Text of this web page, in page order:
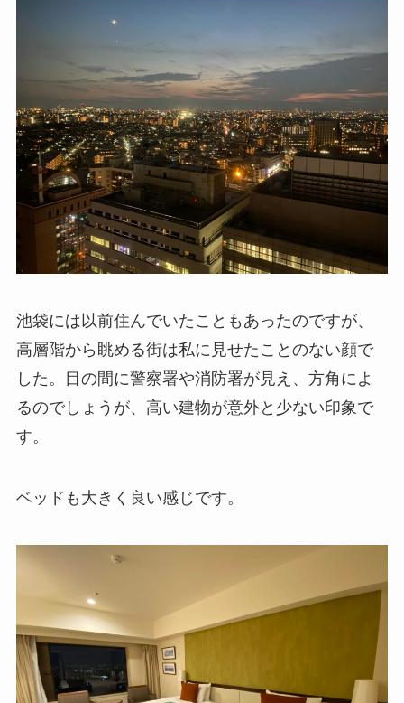
池袋には以前住んでいたこともあったのですが、
高層階から眺める街は私に見せたことのない顔で
した。目の間に警察署や消防署が見え、方角によ
るのでしょうが、高い建物が意外と少ない印象で
す。
ベッドも大きく良い感じです。